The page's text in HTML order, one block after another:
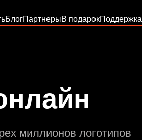
БлогПартнерыВ подарокПоддержка
миллионов логотипов